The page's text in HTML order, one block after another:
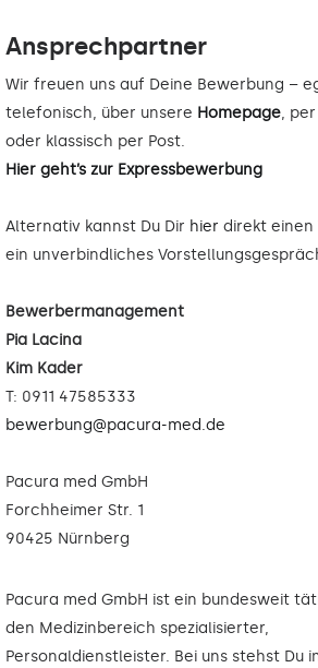
Ansprechpartner
Wir freuen uns auf Deine Bewerbung –
telefonisch, über unsere Homepage, per
oder klassisch per Post.
Hier geht’s zur Expressbewerbung
Alternativ kannst Du Dir hier direkt einen
ein unverbindliches
Bewerbermanagement
Pia Lacina
Kim Kader
T: 0911 47585333
bewerbung@pacura-med.de
Pacura med GmbH
Forchheimer Str. 1
90425 Nürnberg
Pacura med GmbH ist ein bundesweit
den Medizinbereich spezialisierter,
Personaldienstleister. Bei uns stehst Du